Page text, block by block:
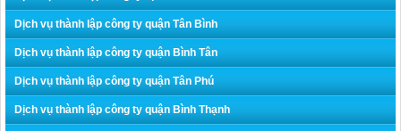
Dịch vụ thành lập công ty quận Tân Bình
Dịch vụ thành lập công ty quận Bình Tân
Dịch vụ thành lập công ty quận Tân Phú
Dịch vụ thành lập công ty quận Bình Thạnh